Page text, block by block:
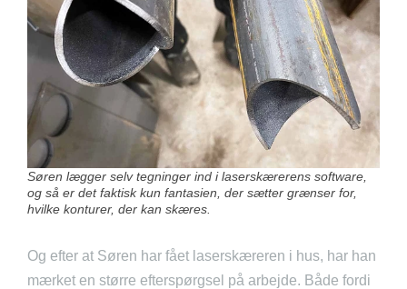
Søren lægger selv tegninger ind i laserskærerens software,
og så er det faktisk kun fantasien, der sætter grænser for,
hvilke konturer, der kan skæres.
Og efter at Søren har fået laserskæreren i hus, har han
mærket en større efterspørgsel på arbejde. Både fordi